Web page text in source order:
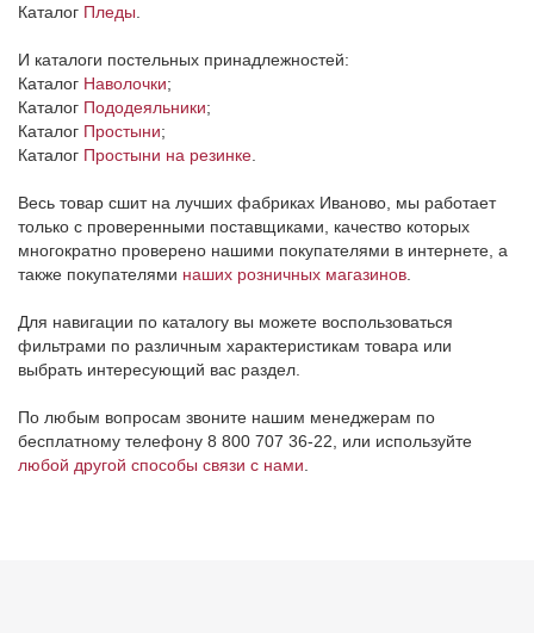
Каталог Пледы
И каталоги постельных принадлежностей:
Каталог Наволочки;
Каталог Пододеяльники;
Каталог Простыни;
Каталог Простыни на резинке
Весь товар сшит на лучших фабриках Иваново, мы работает
только с проверенными поставщиками, качество которых
многократно проверено нашими покупателями в интернете, а
также покупателями наших розничных магазинов
Для навигации по каталогу вы можете воспользоваться
фильтрами по различным характеристикам товара или
выбрать интересующий вас раздел.
По любым вопросам звоните нашим менеджерам по
бесплатному телефону 8 800 707 36-22, или используйте
любой другой способы связи с нами